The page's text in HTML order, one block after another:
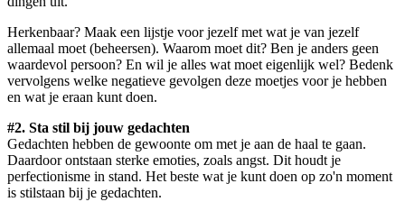
Herkenbaar? Maak een lijstje voor jezelf met wat je van jezelf
allemaal moet (beheersen). Waarom moet dit? Ben je anders geen
waardevol persoon? En wil je alles wat moet eigenlijk wel? Bedenk
vervolgens welke negatieve gevolgen deze moetjes voor je hebben
en wat je eraan kunt doen.
#2. Sta stil bij jouw gedachten
Gedachten hebben de gewoonte om met je aan de haal te gaan.
Daardoor ontstaan sterke emoties, zoals angst. Dit houdt je
perfectionisme in stand. Het beste wat je kunt doen op zo'n moment
is stilstaan bij je gedachten.